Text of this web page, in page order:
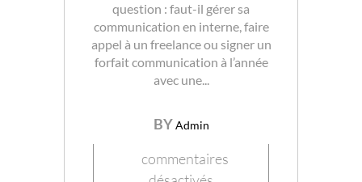
question : faut-il gérer sa
communication en interne, faire
appel à un freelance ou signer un
forfait communication à l’année
avec une...
BYAdmin
commentaires